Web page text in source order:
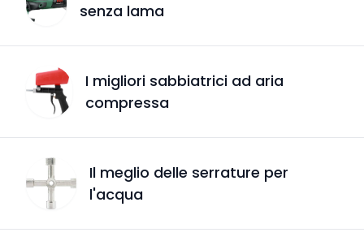
senza lama
I migliori sabbiatrici ad aria
compressa
Il meglio delle serrature per
l'acqua